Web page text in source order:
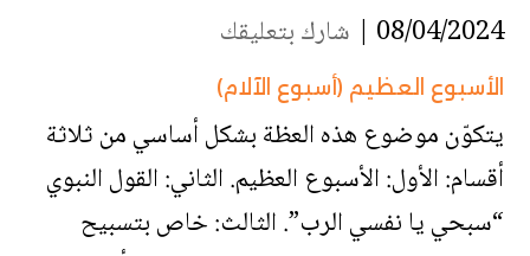
08/04/2024 | شارك بتعليقك
الأسبوع العظيم (أسبوع الآلام)
يتكوّن موضوع هذه العظة بشكل أساسي من ثلاثة
أقسام: الأول: الأسبوع العظيم. الثاني: القول النبوي
“سبحي يا نفسي الرب”. الثالث: خاص بتسبيح